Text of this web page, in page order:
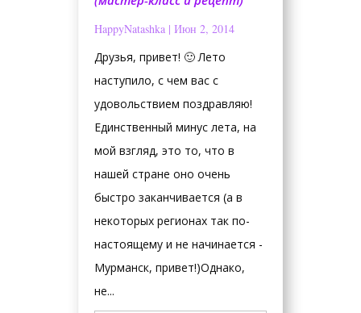
HappyNatashka| Июн 2, 2014
Друзья, привет! 🙂 Лето
наступило, с чем вас с
удовольствием поздравляю!
Единственный минус лета, на
мой взгляд, это то, что в
нашей стране оно очень
быстро заканчивается (а в
некоторых регионах так по-
настоящему и не начинается -
Мурманск, привет!)Однако,
не...